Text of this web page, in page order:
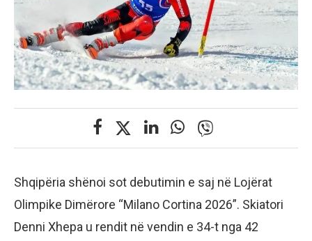
Shqipëria shënoi sot debutimin e saj në Lojërat
Olimpike Dimërore “Milano Cortina 2026”. Skiatori
Denni Xhepa u rendit në vendin e 34-t nga 42